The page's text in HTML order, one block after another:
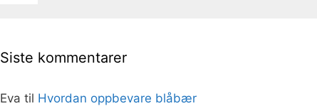
Siste kommentarer
Eva til Hvordan oppbevare blåbær